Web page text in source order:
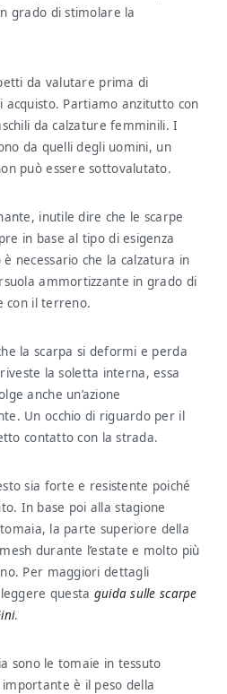
grado di stimolare la
da valutare prima di
acquisto. Partiamo anzitutto con
da calzature femminili. I
da quelli degli uomini, un
può essere sottovalutato.
inutile dire che le scarpe
in base al tipo di esigenza
necessario che la calzatura in
ammortizzante in grado di
con il terreno.
la scarpa si deformi e perda
la soletta interna, essa
anche un’azione
Un occhio di riguardo per il
contatto con la strada.
sia forte e resistente poiché
In base poi alla stagione
la parte superiore della
durante l’estate e molto più
Per maggiori dettagli
questa guida sulle scarpe
.
sono le tomaie in tessuto
è il peso della